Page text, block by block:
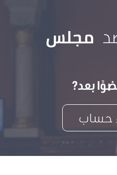
بعد?